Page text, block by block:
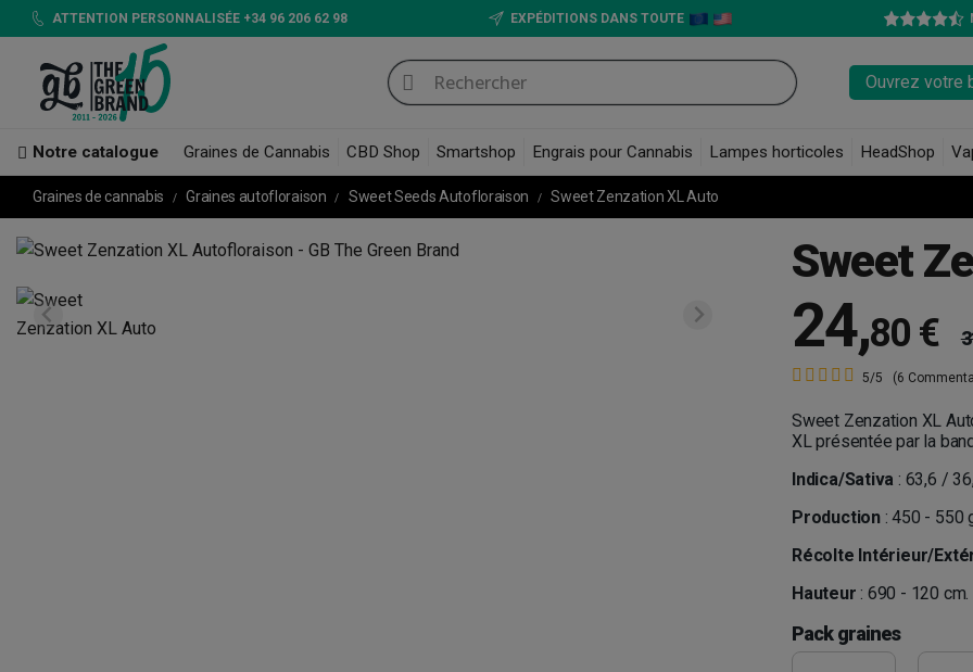
ATTENTION PERSONNALISÉE +34 96 206 62 98 EXPÉDITIONS DANS TOUTE
Ouvrez votre
Notre catalogue Graines de Cannabis CBD Shop Smartshop Engrais pour Cannabis Lampes horticoles HeadShop
Graines de cannabis Graines autofloraison Sweet Seeds Autofloraison Sweet Zenzation XL Auto
Sweet
24,80 €
5/5 (6
Sweet Zenzation XL
XL présentée par la
Indica/Sativa : 63,6 /
Production: 450 - 550
Récolte Intérieur/
Hauteur : 690 - 120 cm.
Pack graines